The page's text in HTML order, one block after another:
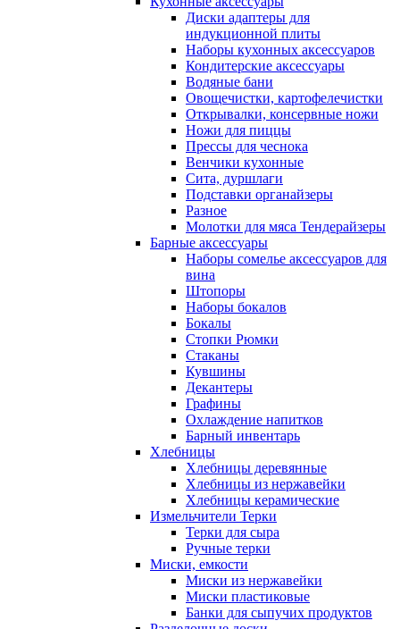
Диски адаптеры для
индукционной плиты
Наборы кухонных аксессуаров
Кондитерские аксессуары
Водяные бани
Овощечистки, картофелечистки
Открывалки, консервные ножи
Ножи для пиццы
Прессы для чеснока
Венчики кухонные
Сита, дуршлаги
Подставки органайзеры
Разное
Молотки для мяса Тендерайзеры
Барные аксессуары
Наборы сомелье аксессуаров для
вина
Штопоры
Наборы бокалов
Бокалы
Стопки Рюмки
Стаканы
Кувшины
Декантеры
Графины
Охлаждение напитков
Барный инвентарь
Хлебницы
Хлебницы деревянные
Хлебницы из нержавейки
Хлебницы керамические
Измельчители Терки
Терки для сыра
Ручные терки
Миски, емкости
Миски из нержавейки
Миски пластиковые
Банки для сыпучих продуктов